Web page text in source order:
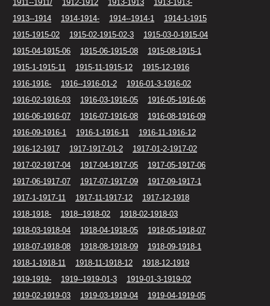
1911--1911/
1912-1912 1913-1913
1913-1913-
1913--1914
1914-1914- 1914--1914-1
1914-1-1915
1915-1915-02
1915-02-1915-02-3
1915-03-0-1915-04
1915-04-1915-06
1915-06-1915-08
1915-08-1915-1
1915-1-1915-11
1915-11-1915-12
1915-12-1916
1916-1916-
1916--1916-01-2
1916-01-3-1916-02
1916-02-1916-03
1916-03-1916-05
1916-05-1916-06
1916-06-1916-07
1916-07-1916-08
1916-08-1916-09
1916-09-1916-1
1916-1-1916-11
1916-11-1916-12
1916-12-1917
1917-1917-01-2
1917-01-2-1917-02
1917-02-1917-04
1917-04-1917-05
1917-05-1917-06
1917-06-1917-07
1917-07-1917-09
1917-09-1917-1
1917-1-1917-11
1917-11-1917-12
1917-12-1918
1918-1918-
1918--1918-02
1918-02-1918-03
1918-03-1918-04
1918-04-1918-05
1918-05-1918-07
1918-07-1918-08
1918-08-1918-09
1918-09-1918-1
1918-1-1918-11
1918-11-1918-12
1918-12-1919
1919-1919-
1919--1919-01-3
1919-01-3-1919-02
1919-02-1919-03
1919-03-1919-04
1919-04-1919-05